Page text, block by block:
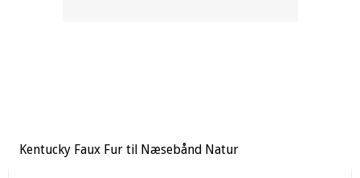
Kentucky Faux Fur til Næsebånd Natur